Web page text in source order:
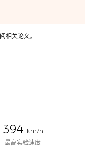
相关论文。
394 km/h
最高实验速度